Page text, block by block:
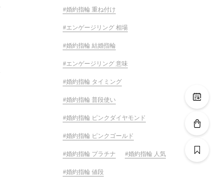
婚約指輪 重ね付け
エンゲージリング 相場
婚約指輪 結婚指輪
エンゲージリング 意味
婚約指輪 タイミング
婚約指輪 普段使い
婚約指輪 ピンクダイヤモンド
婚約指輪 ピンクゴールド
婚約指輪 プラチナ 婚約指輪 人気
婚約指輪 値段